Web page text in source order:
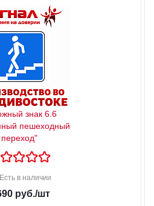
знак 6.6
пешеходный
переход"
Есть в наличии
руб./шт